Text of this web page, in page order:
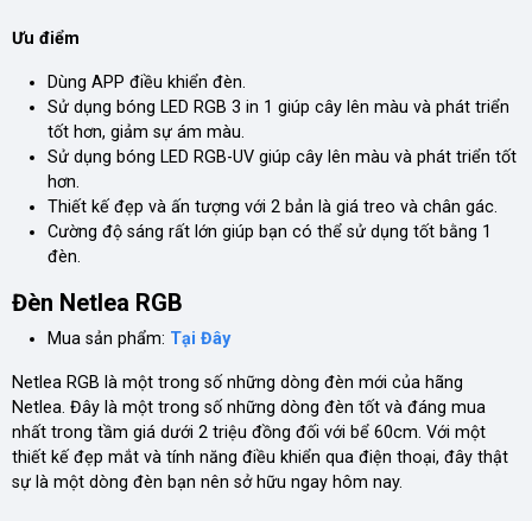
Ưu điểm
Dùng APP điều khiển đèn.
Sử dụng bóng LED RGB 3 in 1 giúp cây lên màu và phát triển
tốt hơn, giảm sự ám màu.
Sử dụng bóng LED RGB-UV giúp cây lên màu và phát triển tốt
hơn.
Thiết kế đẹp và ấn tượng với 2 bản là giá treo và chân gác.
Cường độ sáng rất lớn giúp bạn có thể sử dụng tốt bằng 1
đèn.
Đèn Netlea RGB
Mua sản phẩm: Tại Đây
Netlea RGB là một trong số những dòng đèn mới của hãng
Netlea. Đây là một trong số những dòng đèn tốt và đáng mua
nhất trong tầm giá dưới 2 triệu đồng đối với bể 60cm. Với một
thiết kế đẹp mắt và tính năng điều khiển qua điện thoại, đây thật
sự là một dòng đèn bạn nên sở hữu ngay hôm nay.